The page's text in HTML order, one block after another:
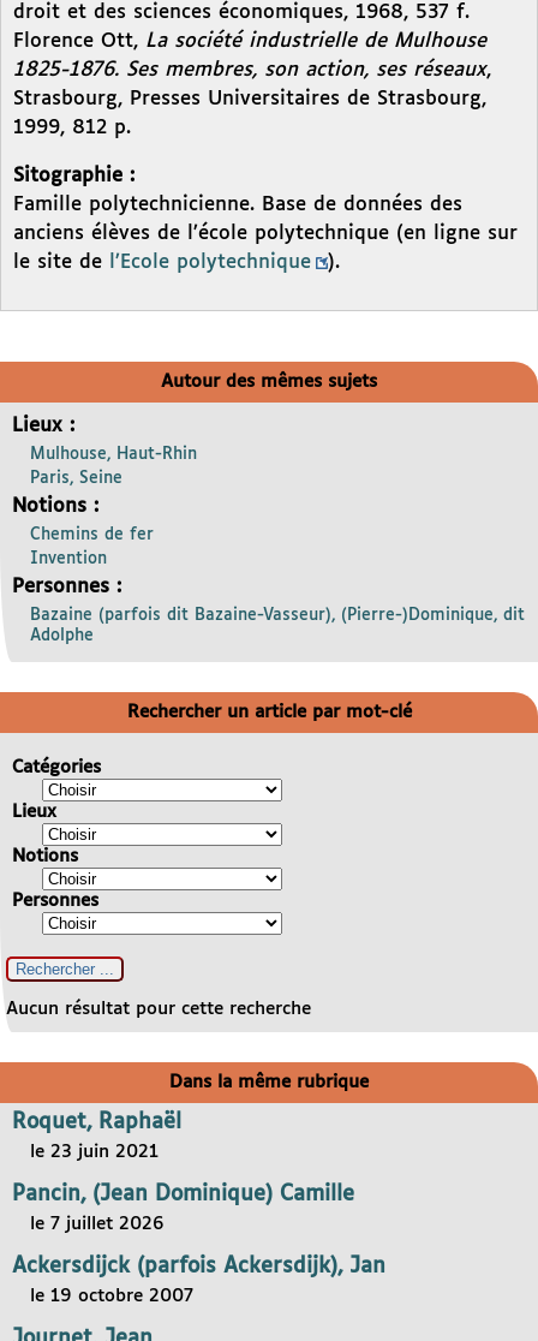
droit et des sciences économiques, 1968, 537 f.
Florence Ott, La société industrielle de Mulhouse
1825-1876. Ses membres, son action, ses réseaux,
Strasbourg, Presses Universitaires de Strasbourg,
1999, 812 p.
Sitographie :
Famille polytechnicienne. Base de données des
anciens élèves de l’école polytechnique (en ligne sur
le site de
l’Ecole polytechnique ).
Autour des mêmes sujets
Lieux :
Mulhouse, Haut-Rhin
Paris, Seine
Notions :
Chemins de fer
Invention
Personnes :
Bazaine (parfois dit Bazaine-Vasseur), (Pierre-)Dominique, dit
Adolphe
Rechercher un article par mot-clé
Catégories
Lieux
Notions
Personnes
Aucun résultat pour cette recherche
Dans la même rubrique
Roquet, Raphaël
le 23 juin 2021
Pancin, (Jean Dominique) Camille
le 7 juillet 2026
Ackersdijck (parfois Ackersdijk), Jan
le 19 octobre 2007